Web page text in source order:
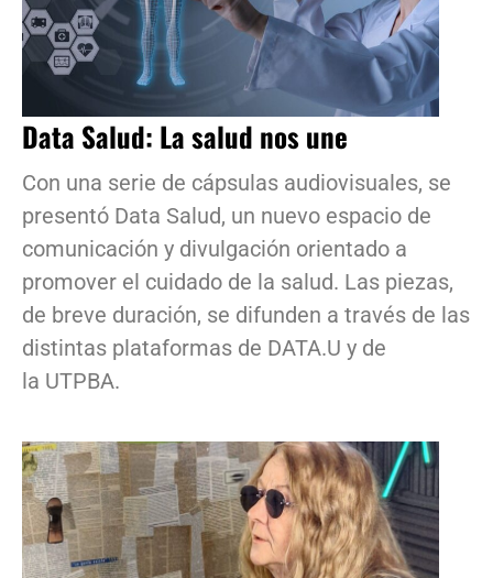
Data Salud: La salud nos une
Con una serie de cápsulas audiovisuales, se
presentó Data Salud, un nuevo espacio de
comunicación y divulgación orientado a
promover el cuidado de la salud. Las piezas,
de breve duración, se difunden a través de las
distintas plataformas de DATA.U y de
la UTPBA.